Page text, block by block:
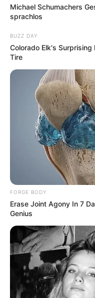
Birnstengel | M.
Dennhardt | T. Ettl
Beginn:
Ende:
Eintrittspreis:
Weitere
de
Internationales
Das
jährlich in der
Sonntag in
Bühnen statt.
Nacht und der
Dresden am
Stadt/Ort: Dresden
Beginn:
Ende:
Michael Schumachers
sprachlos
BUZZ DAY
Colorado Elk's
Tire
FORGE BODY
Erase Joint Agony In 7
Genius